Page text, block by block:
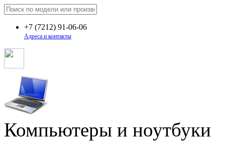
+7 (7212) 91-06-06
Адреса и контакты
Компьютеры и ноутбуки